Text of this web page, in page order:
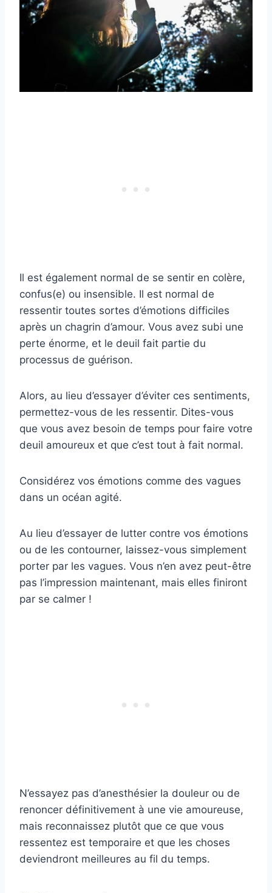
Il est également normal de se sentir en colère,
confus(e) ou insensible. Il est normal de
ressentir toutes sortes d’émotions difficiles
après un chagrin d’amour. Vous avez subi une
perte énorme, et le deuil fait partie du
processus de guérison.
Alors, au lieu d’essayer d’éviter ces sentiments,
permettez-vous de les ressentir. Dites-vous
que vous avez besoin de temps pour faire votre
deuil amoureux et que c’est tout à fait normal.
Considérez vos émotions comme des vagues
dans un océan agité.
Au lieu d’essayer de lutter contre vos émotions
ou de les contourner, laissez-vous simplement
porter par les vagues. Vous n’en avez peut-être
pas l’impression maintenant, mais elles finiront
par se calmer !
N’essayez pas d’anesthésier la douleur ou de
renoncer définitivement à une vie amoureuse,
mais reconnaissez plutôt que ce que vous
ressentez est temporaire et que les choses
deviendront meilleures au fil du temps.